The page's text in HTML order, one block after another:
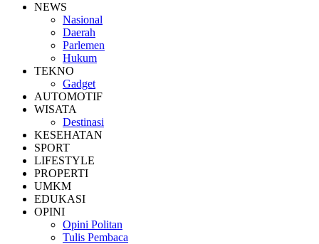
NEWS
Nasional
Daerah
Parlemen
Hukum
TEKNO
Gadget
AUTOMOTIF
WISATA
Destinasi
KESEHATAN
SPORT
LIFESTYLE
PROPERTI
UMKM
EDUKASI
OPINI
Opini Politan
Tulis Pembaca